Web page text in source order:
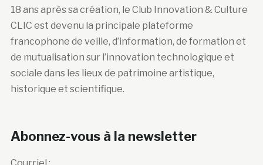
18 ans après sa création, le Club Innovation & Culture
CLIC est devenu la principale plateforme
francophone de veille, d’information, de formation et
de mutualisation sur l’innovation technologique et
sociale dans les lieux de patrimoine artistique,
historique et scientifique.
Abonnez-vous à la newsletter
Courriel :